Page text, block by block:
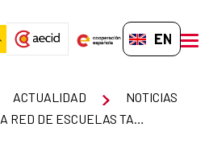
EN-GB
ACTUALIDAD
NOTICIAS